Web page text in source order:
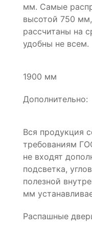
мм. Самые
высотой 750
рассчитаны на
удобны не всем.
1900 мм
Дополнительно:
Вся продукция
требованиям
не входят
подсветка,
полезной
мм
Распашные